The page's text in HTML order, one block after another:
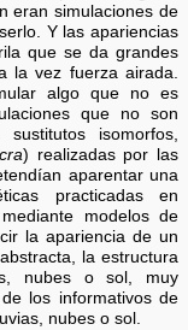
eran simulaciones de
Y las apariencias
que se da grandes
la vez fuerza airada.
algo que no es
que no son
isomorfos,
) realizadas por las
aparentar una
practicadas en
modelos de
la apariencia de un
la estructura
nubes o sol, muy
los informativos de
nubes o sol.